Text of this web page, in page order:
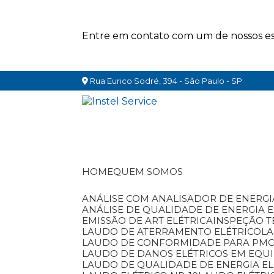
Entre em contato com um de nossos
Rua Eurico Sodré, 394 - São Paulo - SP
HOME QUEM SOMOS
ANÁLISE COM ANALISADOR DE
ANÁLISE DE QUALIDADE DE ENERGIA
EMISSÃO DE ART ELÉTRICA INSPEÇÃO
LAUDO DE ATERRAMENTO ELÉTRICO
LAUDO DE CONFORMIDADE PARA
LAUDO DE DANOS ELÉTRICOS EM
LAUDO DE QUALIDADE DE ENERGIA